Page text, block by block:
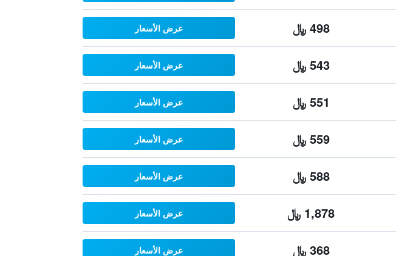
498 ﷼ عرض الأسعار
543 ﷼ عرض الأسعار
551 ﷼ عرض الأسعار
559 ﷼ عرض الأسعار
588 ﷼ عرض الأسعار
1,878 ﷼ عرض الأسعار
368 ﷼ عرض الأسعار